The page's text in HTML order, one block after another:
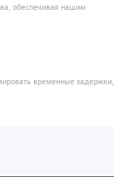
обеспечивая нашим
временные задержки,